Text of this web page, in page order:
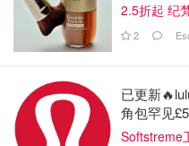
2.5折起 纪
2
已更新
角包罕见
Softstreme